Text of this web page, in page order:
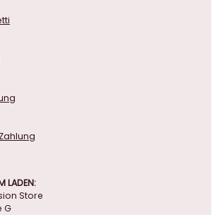
LADEN:
Store
G